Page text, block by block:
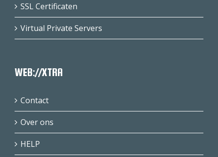
SSL Certificaten
Virtual Private Servers
WEB://XTRA
Contact
Over ons
HELP